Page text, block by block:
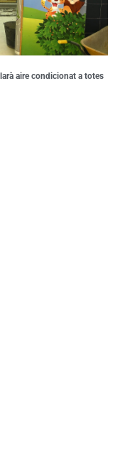
aire condicionat a totes